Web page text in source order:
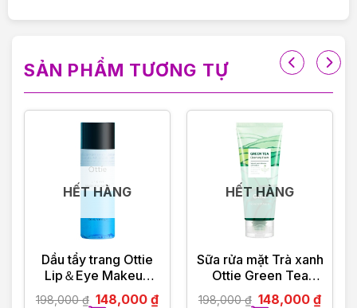
SẢN PHẨM TƯƠNG TỰ
HẾT HÀNG
Dầu tẩy trang Ottie
Lip＆Eye Makeup
Remover 100ml
198,000₫ 148,000₫
HẾT HÀNG
Sữa rửa mặt Trà xanh
Ottie Green Tea
Cleansing Foam
198,000₫ 148,000₫